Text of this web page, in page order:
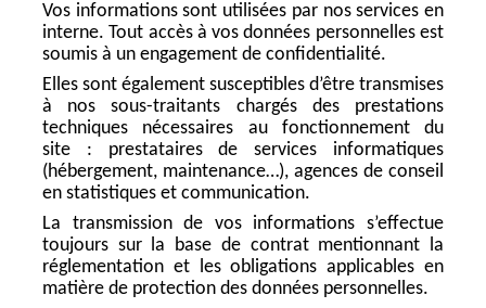
Vos informations sont utilisées par nos services en
interne. Tout accès à vos données personnelles est
soumis à un engagement de confidentialité.
Elles sont également susceptibles d’être transmises
à nos sous-traitants chargés des prestations
techniques nécessaires au fonctionnement du
site : prestataires de services informatiques
(hébergement, maintenance…), agences de conseil
en statistiques et communication.
La transmission de vos informations s’effectue
toujours sur la base de contrat mentionnant la
réglementation et les obligations applicables en
matière de protection des données personnelles.